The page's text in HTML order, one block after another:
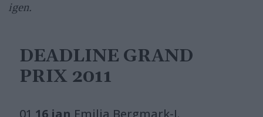
igen.
DEADLINE GRAND
PRIX 2011